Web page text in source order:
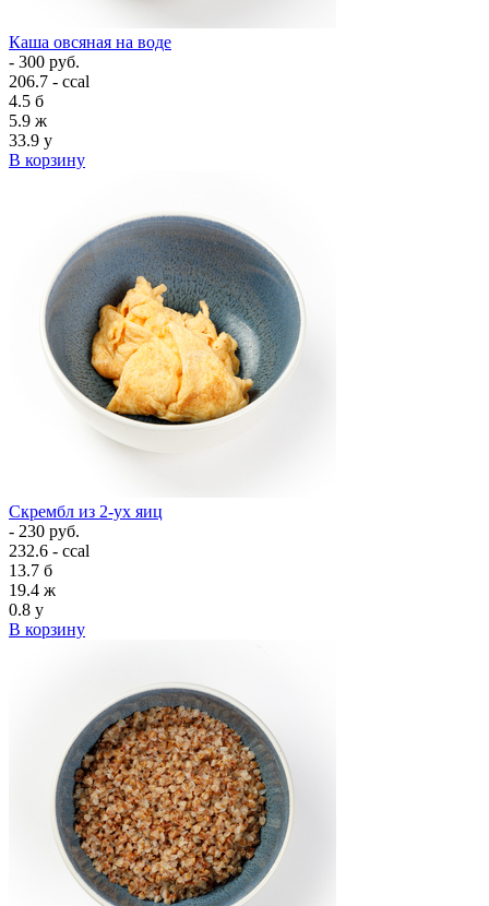
Каша овсяная на воде
- 300 руб.
206.7 - ccal
4.5 б
5.9 ж
33.9 у
В корзину
Скрембл из 2-ух яиц
- 230 руб.
232.6 - ccal
13.7 б
19.4 ж
0.8 у
В корзину